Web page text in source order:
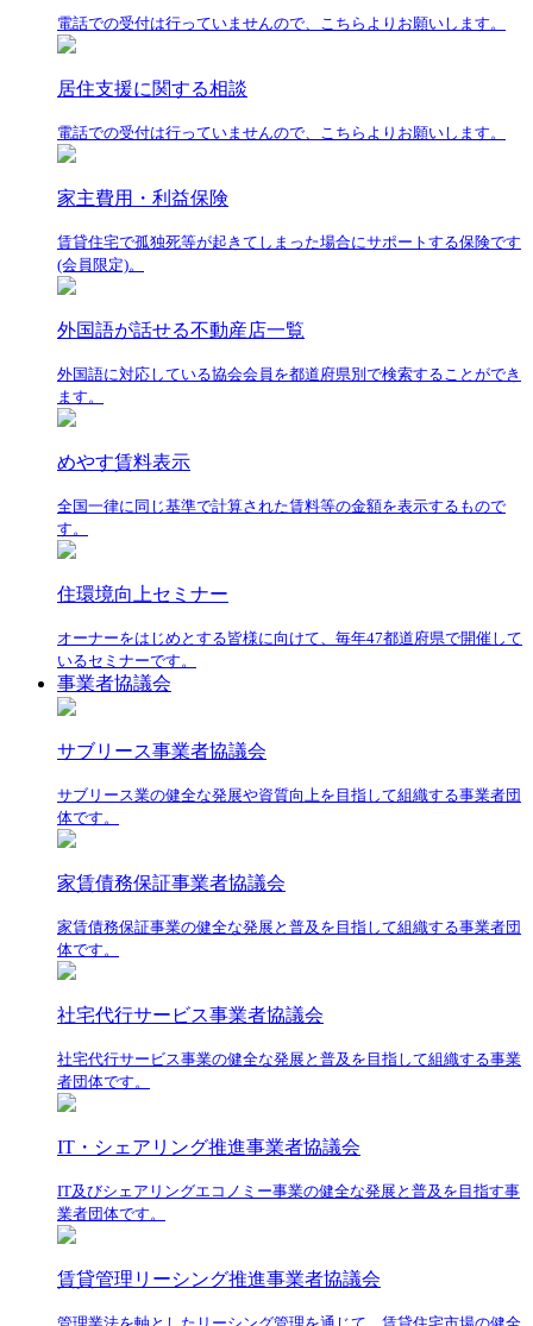
電話での受付は行っていませんので、こちらよりお願いします。
居住支援に関する相談
電話での受付は行っていませんので、こちらよりお願いします。
家主費用・利益保険
賃貸住宅で孤独死等が起きてしまった場合にサポートする保険です
(会員限定)。
外国語が話せる不動産店一覧
外国語に対応している協会会員を都道府県別で検索することができ
ます。
めやす賃料表示
全国一律に同じ基準で計算された賃料等の金額を表示するもので
す。
住環境向上セミナー
オーナーをはじめとする皆様に向けて、毎年47都道府県で開催して
いるセミナーです。
事業者協議会
サブリース事業者協議会
サブリース業の健全な発展や資質向上を目指して組織する事業者団
体です。
家賃債務保証事業者協議会
家賃債務保証事業の健全な発展と普及を目指して組織する事業者団
体です。
社宅代行サービス事業者協議会
社宅代行サービス事業の健全な発展と普及を目指して組織する事業
者団体です。
IT・シェアリング推進事業者協議会
IT及びシェアリングエコノミー事業の健全な発展と普及を目指す事
業者団体です。
賃貸管理リーシング推進事業者協議会